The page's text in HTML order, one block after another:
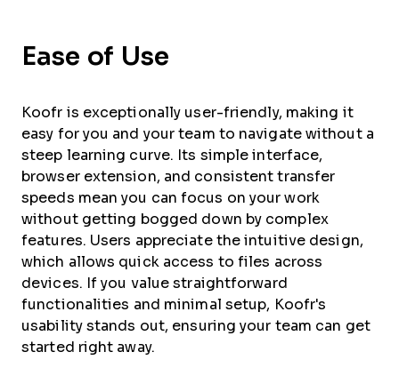
Ease of Use
Koofr is exceptionally user-friendly, making it
easy for you and your team to navigate without a
steep learning curve. Its simple interface,
browser extension, and consistent transfer
speeds mean you can focus on your work
without getting bogged down by complex
features. Users appreciate the intuitive design,
which allows quick access to files across
devices. If you value straightforward
functionalities and minimal setup, Koofr's
usability stands out, ensuring your team can get
started right away.